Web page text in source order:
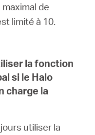
de
limité à 10.
la fonction
si le Halo
charge la
utiliser la